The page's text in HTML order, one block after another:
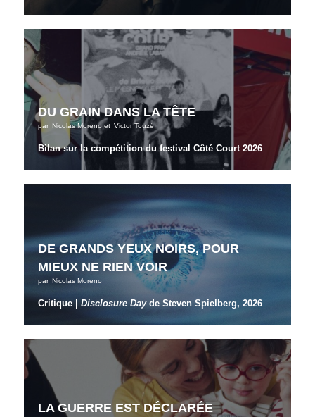
DU GRAIN DANS LA TÊTE
par Nicolas Morenoet Victor Touzé
Bilan sur la compétition du festival Côté Court 2026
DE GRANDS YEUX NOIRS, POUR
MIEUX NE RIEN VOIR
par Nicolas Moreno
Critique |Disclosure Dayde Steven Spielberg, 2026
LA GUERRE EST DÉCLARÉE